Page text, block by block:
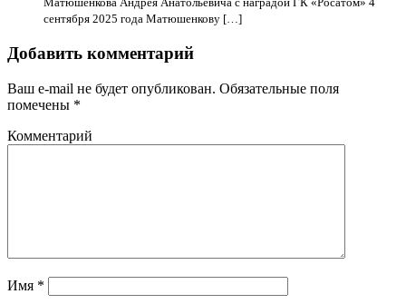
сентября 2025 года Матюшенкову […]
Добавить комментарий
Ваш e-mail не будет опубликован. Обязательные поля
помечены *
Комментарий
Имя *